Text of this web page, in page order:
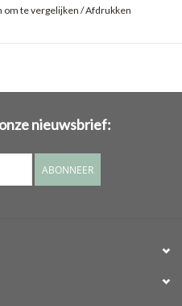
om te vergelijken /Afdrukken
nieuwsbrief:
ABONNEER